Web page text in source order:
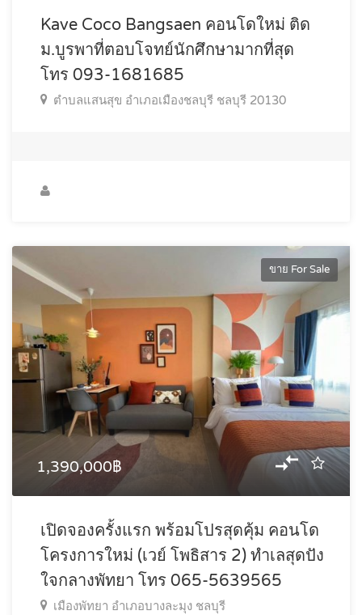
Kave Coco Bangsaen คอนโดใหม่ ติด
ม.บูรพาที่ตอบโจทย์นักศึกษามากที่สุด
โทร 093-1681685
ตำบลแสนสุข อำเภอเมืองชลบุรี ชลบุรี 20130
ขาย For Sale
1,390,000฿
เปิดจองครั้งแรก พร้อมโปรสุดคุ้ม คอนโด
โครงการใหม่ (เวย์ โพธิสาร 2) ทำเลสุดปัง
ใจกลางพัทยา โทร 065-5639565
เมืองพัทยา อำเภอบางละมุง ชลบุรี